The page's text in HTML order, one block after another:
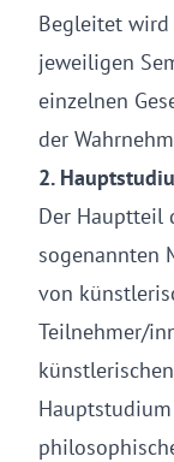
Begleitet wird
jeweiligen
einzelnen
der
2.
Der Hauptteil
sogenannten
von
Teilnehmer/